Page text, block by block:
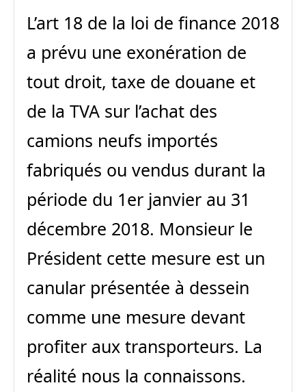
L’art 18 de la loi de finance 2018
a prévu une exonération de
tout droit, taxe de douane et
de la TVA sur l’achat des
camions neufs importés
fabriqués ou vendus durant la
période du 1er janvier au 31
décembre 2018. Monsieur le
Président cette mesure est un
canular présentée à dessein
comme une mesure devant
profiter aux transporteurs. La
réalité nous la connaissons.